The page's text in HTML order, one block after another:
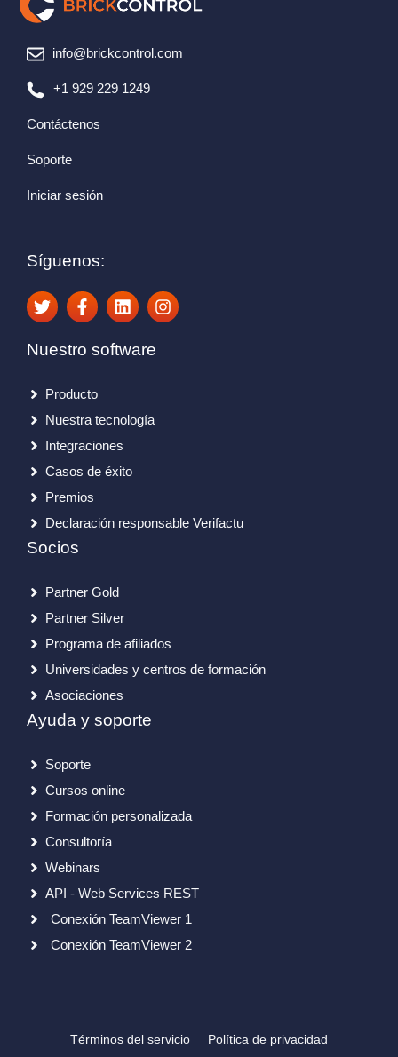
info@brickcontrol.com
+1 929 229 1249
Contáctenos
Soporte
Iniciar sesión
Síguenos:
Nuestro software
Producto
Nuestra tecnología
Integraciones
Casos de éxito
Premios
Declaración responsable Verifactu
Socios
Partner Gold
Partner Silver
Programa de afiliados
Universidades y centros de formación
Asociaciones
Ayuda y soporte
Soporte
Cursos online
Formación personalizada
Consultoría
Webinars
API - Web Services REST
Conexión TeamViewer 1
Conexión TeamViewer 2
Términos del servicio Política de privacidad